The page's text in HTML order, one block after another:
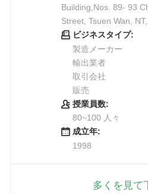
Building,Nos. 89- 93
Street, Tsuen Wan, NT,
ビジネスタイプ:
製造メーカー
輸出業者
取引会社
販売
授業員数:
80~100 人々
成立年:
1998
多くを見て